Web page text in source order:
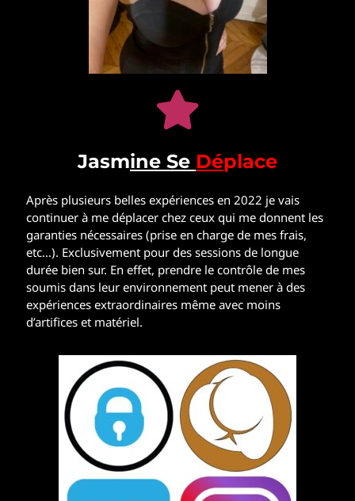
Jasmine Se Déplace
Après plusieurs belles expériences en 2022 je vais
continuer à me déplacer chez ceux qui me donnent les
garanties nécessaires (prise en charge de mes frais,
etc…). Exclusivement pour des sessions de longue
durée bien sur. En effet, prendre le contrôle de mes
soumis dans leur environnement peut mener à des
expériences extraordinaires même avec moins
d’artifices et matériel.